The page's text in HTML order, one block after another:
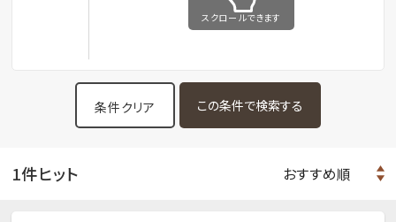
スクロールできます
条件クリア
1件ヒット